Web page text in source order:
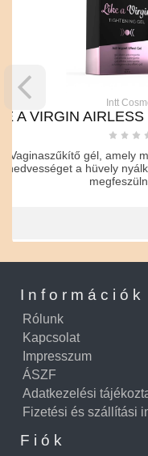
BOTTLE
amely megtartja a
nyálkahártyájában,
megfeszülnek, öss
Információk
Rólunk
Kapcsolat
Impresszum
ÁSZF
Adatkezelési
Fizetési és szállítási
Fiók